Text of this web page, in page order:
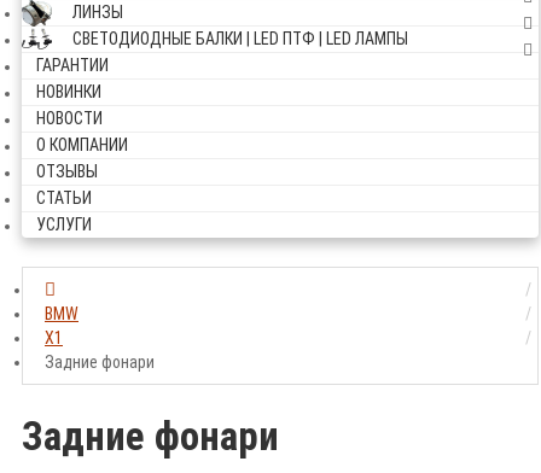
ЛИНЗЫ
СВЕТОДИОДНЫЕ БАЛКИ | LED ПТФ | LED ЛАМПЫ
ГАРАНТИИ
НОВИНКИ
НОВОСТИ
О КОМПАНИИ
ОТЗЫВЫ
СТАТЬИ
УСЛУГИ
BMW
X1
Задние фонари
Задние фонари